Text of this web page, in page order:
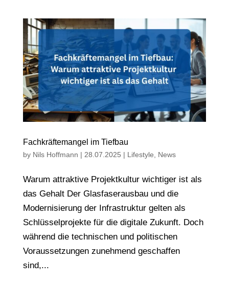
Fachkräftemangel im Tiefbau
by Nils Hoffmann | 28.07.2025 | Lifestyle, News
Warum attraktive Projektkultur wichtiger ist als
das Gehalt Der Glasfaserausbau und die
Modernisierung der Infrastruktur gelten als
Schlüsselprojekte für die digitale Zukunft. Doch
während die technischen und politischen
Voraussetzungen zunehmend geschaffen
sind,...